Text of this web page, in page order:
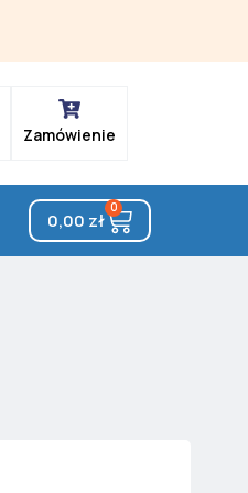
Zamówienie
0,00 zł
0
Cart